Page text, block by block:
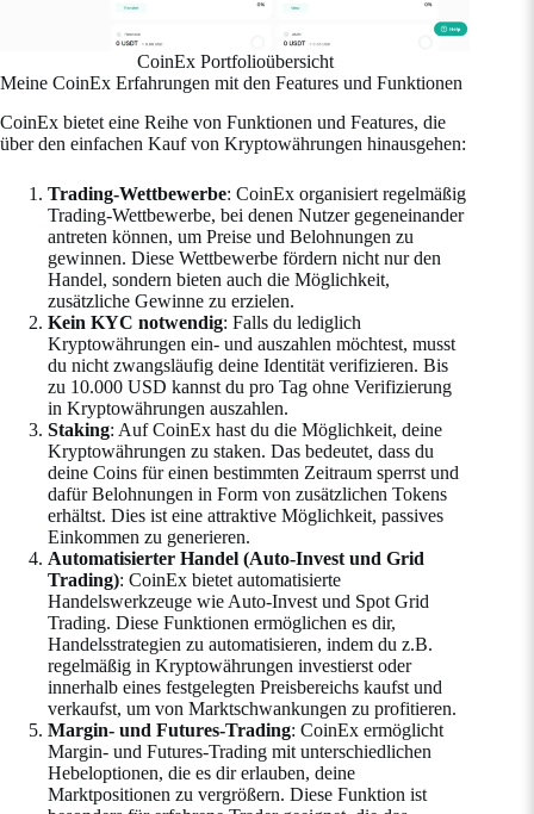
CoinEx Portfolioübersicht
Meine CoinEx Erfahrungen mit den Features und Funktionen
CoinEx bietet eine Reihe von Funktionen und Features, die
über den einfachen Kauf von Kryptowährungen hinausgehen:
Trading-Wettbewerbe: CoinEx organisiert regelmäßig
Trading-Wettbewerbe, bei denen Nutzer gegeneinander
antreten können, um Preise und Belohnungen zu
gewinnen. Diese Wettbewerbe fördern nicht nur den
Handel, sondern bieten auch die Möglichkeit,
zusätzliche Gewinne zu erzielen.
Kein KYC notwendig: Falls du lediglich
Kryptowährungen ein- und auszahlen möchtest, musst
du nicht zwangsläufig deine Identität verifizieren. Bis
zu 10.000 USD kannst du pro Tag ohne Verifizierung
in Kryptowährungen auszahlen.
Staking: Auf CoinEx hast du die Möglichkeit, deine
Kryptowährungen zu staken. Das bedeutet, dass du
deine Coins für einen bestimmten Zeitraum sperrst und
dafür Belohnungen in Form von zusätzlichen Tokens
erhältst. Dies ist eine attraktive Möglichkeit, passives
Einkommen zu generieren.
Automatisierter Handel (Auto-Invest und Grid
Trading): CoinEx bietet automatisierte
Handelswerkzeuge wie Auto-Invest und Spot Grid
Trading. Diese Funktionen ermöglichen es dir,
Handelsstrategien zu automatisieren, indem du z.B.
regelmäßig in Kryptowährungen investierst oder
innerhalb eines festgelegten Preisbereichs kaufst und
verkaufst, um von Marktschwankungen zu profitieren.
Margin- und Futures-Trading: CoinEx ermöglicht
Margin- und Futures-Trading mit unterschiedlichen
Hebeloptionen, die es dir erlauben, deine
Marktpositionen zu vergrößern. Diese Funktion ist